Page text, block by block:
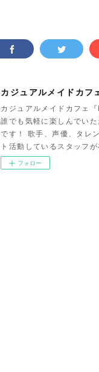
カジュアルメイドカフェ
誰でも気軽に楽しんでい
です！ 歌手、声優、タレ
ト活動しているスタッフ
フォロー